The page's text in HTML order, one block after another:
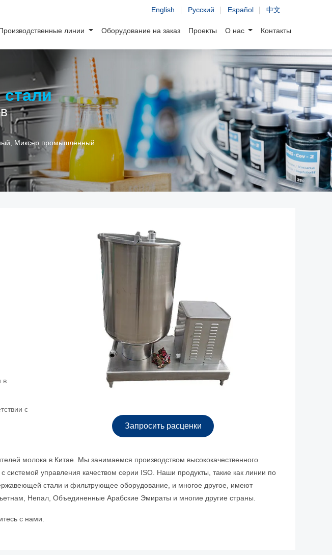
English Русский Español 中文
линии Оборудование на заказ Проекты О нас Контакты
Миксер промышленный
Запросить расценки
в
с
молока в Китае. Мы занимаемся производством высококачественного
системой управления качеством серии ISO. Наши продукты, такие как линии по
стали и фильтрующее оборудование, и многое другое, имеют
Непал, Объединенные Арабские Эмираты и многие другие страны.
с нами.